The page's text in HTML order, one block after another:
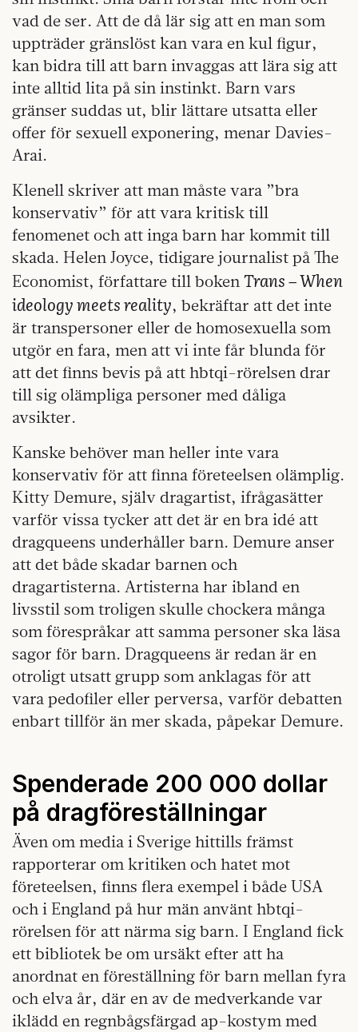
vad de ser. Att de då lär sig att en man som
uppträder gränslöst kan vara en kul figur,
kan bidra till att barn invaggas att lära sig att
inte alltid lita på sin instinkt. Barn vars
gränser suddas ut, blir lättare utsatta eller
offer för sexuell exponering, menar Davies-
Arai.
Klenell skriver att man måste vara ”bra
konservativ” för att vara kritisk till
fenomenet och att inga barn har kommit till
skada. Helen Joyce, tidigare journalist på The
Economist, författare till bokenTrans – When
ideology meets reality, bekräftar att det inte
är transpersoner eller de homosexuella som
utgör en fara, men att vi inte får blunda för
att det finns bevis på att hbtqi-rörelsen drar
till sig olämpliga personer med dåliga
avsikter.
Kanske behöver man heller inte vara
konservativ för att finna företeelsen olämplig.
Kitty Demure, själv dragartist, ifrågasätter
varför vissa tycker att det är en bra idé att
dragqueens underhåller barn. Demure anser
att det både skadar barnen och
dragartisterna. Artisterna har ibland en
livsstil som troligen skulle chockera många
som förespråkar att samma personer ska läsa
sagor för barn. Dragqueens är redan är en
otroligt utsatt grupp som anklagas för att
vara pedofiler eller perversa, varför debatten
enbart tillför än mer skada, påpekar Demure.
Spenderade 200 000 dollar
på dragföreställningar
Även om media i Sverige hittills främst
rapporterar om kritiken och hatet mot
företeelsen, finns flera exempel i både USA
och i England på hur män använt hbtqi-
rörelsen för att närma sig barn. I England fick
ett bibliotek be om ursäkt efter att ha
anordnat en föreställning för barn mellan fyra
och elva år, där en av de medverkande var
iklädd en regnbågsfärgad ap-kostym med